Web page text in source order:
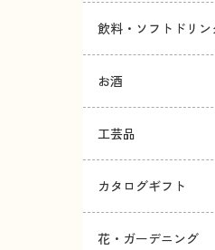
飲料・ソフトドリン
お酒
工芸品
カタログギフト
花・ガーデニング